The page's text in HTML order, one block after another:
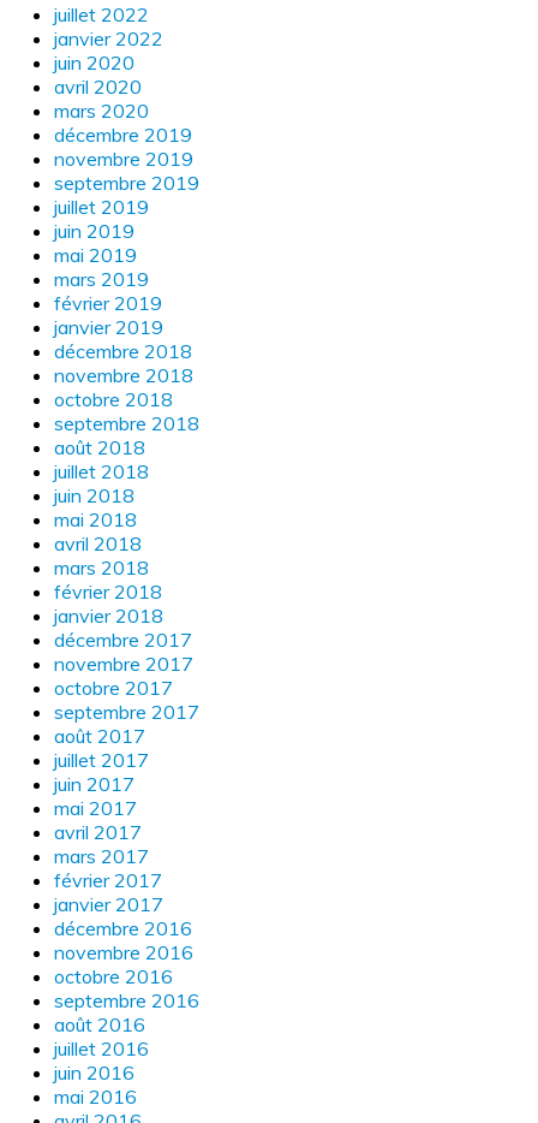
juillet 2022
janvier 2022
juin 2020
avril 2020
mars 2020
décembre 2019
novembre 2019
septembre 2019
juillet 2019
juin 2019
mai 2019
mars 2019
février 2019
janvier 2019
décembre 2018
novembre 2018
octobre 2018
septembre 2018
août 2018
juillet 2018
juin 2018
mai 2018
avril 2018
mars 2018
février 2018
janvier 2018
décembre 2017
novembre 2017
octobre 2017
septembre 2017
août 2017
juillet 2017
juin 2017
mai 2017
avril 2017
mars 2017
février 2017
janvier 2017
décembre 2016
novembre 2016
octobre 2016
septembre 2016
août 2016
juillet 2016
juin 2016
mai 2016